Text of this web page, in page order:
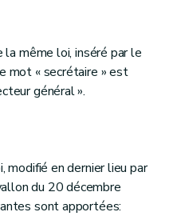
même loi, inséré par le
mot « secrétaire » est
général ».
en dernier lieu par
du 20 décembre
sont apportées: